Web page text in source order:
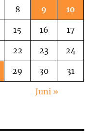
8 9 10
15 16 17
22 23 24
29 30 31
Juni »